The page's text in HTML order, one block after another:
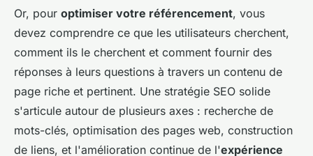
Or, pour optimiser votre référencement, vous
devez comprendre ce que les utilisateurs cherchent,
comment ils le cherchent et comment fournir des
réponses à leurs questions à travers un contenu de
page riche et pertinent. Une stratégie SEO solide
s'articule autour de plusieurs axes : recherche de
mots-clés, optimisation des pages web, construction
de liens, et l'amélioration continue de l'expérience